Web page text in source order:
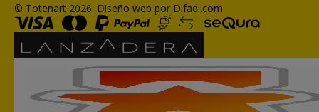
© Totenart 2026. Diseño web por Difadi.com